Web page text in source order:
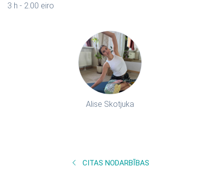
3 h - 2.00 eiro
Alise Skotjuka
CITAS NODARBĪBAS